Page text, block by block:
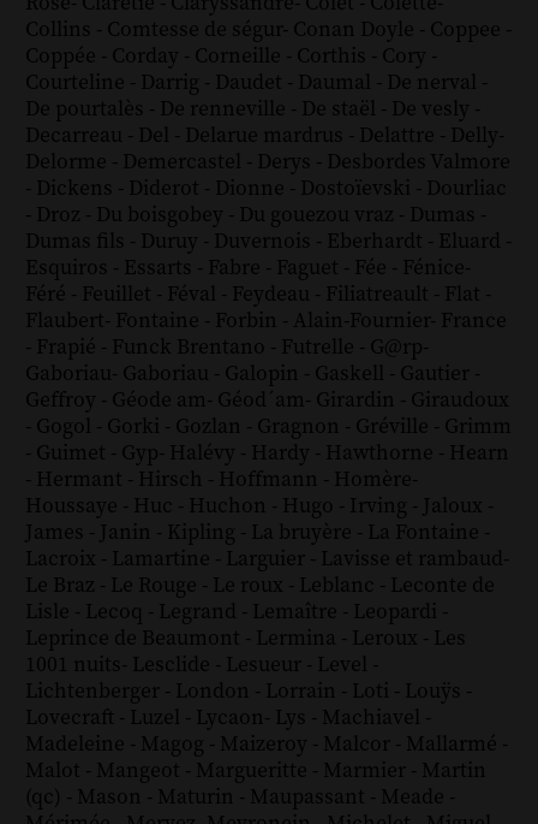
Collins - Comtesse de ségur- Conan Doyle - Coppee -
Coppée - Corday - Corneille - Corthis - Cory -
Courteline - Darrig - Daudet - Daumal - De nerval -
De pourtalès - De renneville - De staël - De vesly -
Decarreau - Del - Delarue mardrus - Delattre - Delly-
Delorme - Demercastel - Derys - Desbordes Valmore
- Dickens - Diderot - Dionne - Dostoïevski - Dourliac
- Droz - Du boisgobey - Du gouezou vraz - Dumas -
Dumas fils - Duruy - Duvernois - Eberhardt - Eluard -
Esquiros - Essarts - Fabre - Faguet - Fée - Fénice-
Féré - Feuillet - Féval - Feydeau - Filiatreault - Flat -
Flaubert- Fontaine - Forbin - Alain-Fournier- France
- Frapié - Funck Brentano - Futrelle - G@rp-
Gaboriau- Gaboriau - Galopin - Gaskell - Gautier -
Geffroy - Géode am- Géod´am- Girardin - Giraudoux
- Gogol - Gorki - Gozlan - Gragnon - Gréville - Grimm
- Guimet - Gyp- Halévy - Hardy - Hawthorne - Hearn
- Hermant - Hirsch - Hoffmann - Homère-
Houssaye - Huc - Huchon - Hugo - Irving - Jaloux -
James - Janin - Kipling - La bruyère - La Fontaine -
Lacroix - Lamartine - Larguier - Lavisse et rambaud-
Le Braz - Le Rouge - Le roux - Leblanc - Leconte de
Lisle - Lecoq - Legrand - Lemaître - Leopardi -
Leprince de Beaumont - Lermina - Leroux - Les
1001 nuits- Lesclide - Lesueur - Level -
Lichtenberger - London - Lorrain - Loti - Louÿs -
Lovecraft - Luzel - Lycaon- Lys - Machiavel -
Madeleine - Magog - Maizeroy - Malcor - Mallarmé -
Malot - Mangeot - Margueritte - Marmier - Martin
(qc) - Mason - Maturin - Maupassant - Meade -